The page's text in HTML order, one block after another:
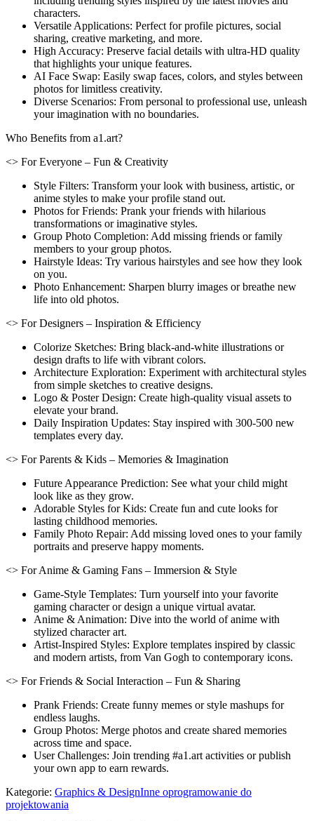
characters.
Versatile Applications: Perfect for profile pictures, social
sharing, creative marketing, and more.
High Accuracy: Preserve facial details with ultra-HD quality
that highlights your unique features.
AI Face Swap: Easily swap faces, colors, and styles between
photos for limitless creativity.
Diverse Scenarios: From personal to professional use, unleash
your imagination with no boundaries.
Who Benefits from a1.art?
<> For Everyone – Fun & Creativity
Style Filters: Transform your look with business, artistic, or
anime styles to make your profile stand out.
Photos for Friends: Prank your friends with hilarious
transformations or imaginative styles.
Group Photo Completion: Add missing friends or family
members to your group photos.
Hairstyle Ideas: Try various hairstyles and see how they look
on you.
Photo Enhancement: Sharpen blurry images or breathe new
life into old photos.
<> For Designers – Inspiration & Efficiency
Colorize Sketches: Bring black-and-white illustrations or
design drafts to life with vibrant colors.
Architecture Exploration: Experiment with architectural styles
from simple sketches to creative designs.
Logo & Poster Design: Create high-quality visual assets to
elevate your brand.
Daily Inspiration Updates: Stay inspired with 300-500 new
templates every day.
<> For Parents & Kids – Memories & Imagination
Future Appearance Prediction: See what your child might
look like as they grow.
Adorable Styles for Kids: Create fun and cute looks for
lasting childhood memories.
Family Photo Repair: Add missing loved ones to your family
portraits and preserve happy moments.
<> For Anime & Gaming Fans – Immersion & Style
Game-Style Templates: Turn yourself into your favorite
gaming character or design a unique virtual avatar.
Anime & Animation: Dive into the world of anime with
stylized character art.
Artist-Inspired Styles: Explore templates inspired by classic
and modern artists, from Van Gogh to contemporary icons.
<> For Friends & Social Interaction – Fun & Sharing
Prank Friends: Create funny memes or style mashups for
endless laughs.
Group Photos: Merge photos and create shared memories
across time and space.
User Challenges: Join trending #a1.art activities or publish
your own app to earn rewards.
Kategorie: Graphics & DesignInne oprogramowanie do
projektowania